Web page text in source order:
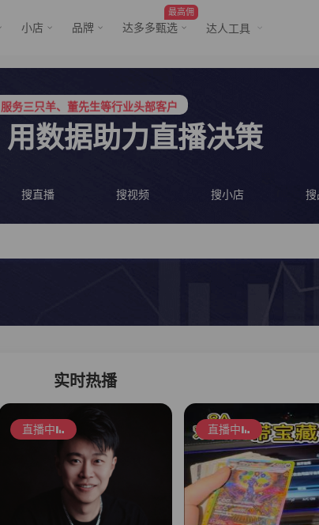
小店 品牌
最高佣
达多多甄选 达人工具
服务三只羊、董先生等行业头部客户
行业价格屠夫，年卡会员低至798/年
服务三只羊、董先生等行业头部客户
用数据助力直播决策
搜直播 搜视频 搜小店 搜
实时热播
直播中 直播中